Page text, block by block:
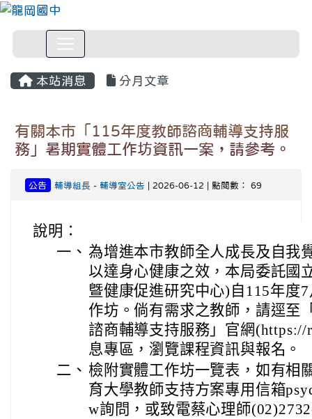
本站消息 分月文章
有關本市「115年度教師諮商輔導支持服
務」暑期實體工作坊資訊一案，請參考。
公告 輔導組長 - 輔導室公告 | 2026-06-12 | 點閱數： 69
說明：
一、 為增進本市教師全人成長及自我
以達身心健康之效，本局委託國
曁健康促進研究中心)自115年度
作坊。倘有需求之教師，請逕至
諮商輔導支持服務」官網
息專區，瀏覽課程資訊與報名。
二、 檢附實體工作坊一覽表，如有相
育大學教師支持方案專用信箱
w詢問，或致電蔡心理師